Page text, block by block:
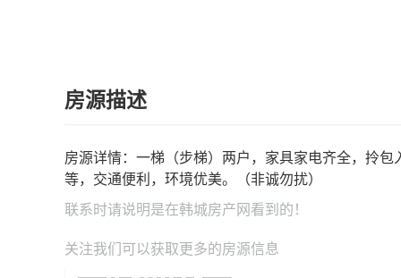
房源描述
房源详情：一梯（步梯）两户，家具家电齐全，拎
等，交通便利，环境优美。（非诚勿扰）
联系时请说明是在韩城房产网 看到的！
关注我们可以获取更多的房源信息